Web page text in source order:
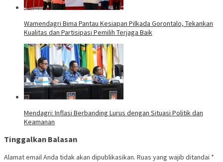
Wamendagri Bima Pantau Kesiapan Pilkada Gorontalo, Tekankan
Kualitas dan Partisipasi Pemilih Terjaga Baik
Mendagri: Inflasi Berbanding Lurus dengan Situasi Politik dan
Keamanan
Tinggalkan Balasan
Alamat email Anda tidak akan dipublikasikan. Ruas yang wajib ditandai *